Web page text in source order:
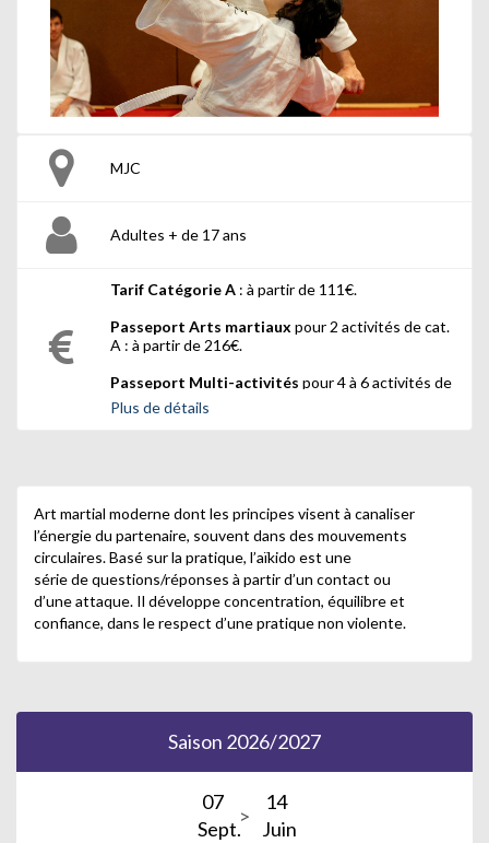
MJC
Adultes + de 17 ans
Tarif Catégorie A : à partir de 111€.
Passeport Arts martiauxpour 2 activités de cat.
A : à partir de 216€.
Passeport Multi-activités pour 4 à 6 activités de
cat. A : à partir de 417€.
Plus de détails
Art martial moderne dont les principes visent à canaliser
l’énergie du partenaire, souvent dans des mouvements
circulaires. Basé sur la pratique, l’aïkido est une
série de questions/réponses à partir d’un contact ou
d’une attaque. Il développe concentration, équilibre et
confiance, dans le respect d’une pratique non violente.
Saison 2026/2027
07
Sept.
14
Juin